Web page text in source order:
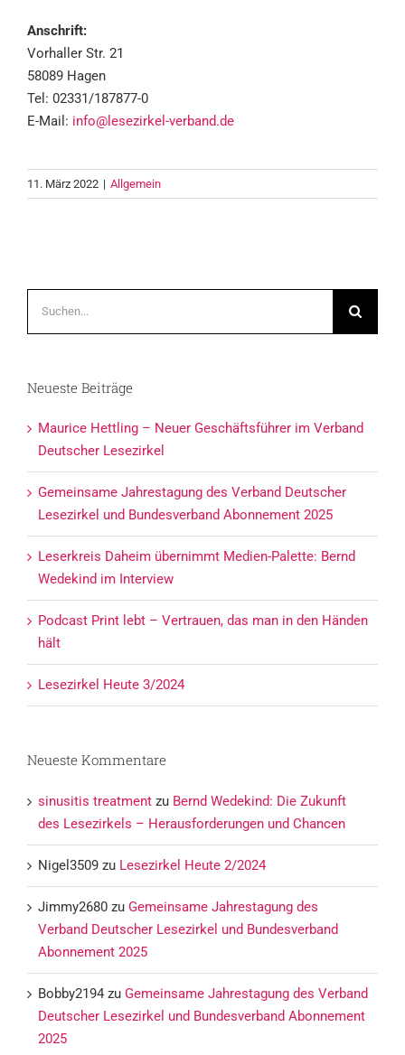
Anschrift:
Vorhaller Str. 21
58089 Hagen
Tel: 02331/187877-0
E-Mail: info@lesezirkel-verband.de
11. März 2022 | Allgemein
Neueste Beiträge
Maurice Hettling – Neuer Geschäftsführer im Verband
Deutscher Lesezirkel
Gemeinsame Jahrestagung des Verband Deutscher
Lesezirkel und Bundesverband Abonnement 2025
Leserkreis Daheim übernimmt Medien-Palette: Bernd
Wedekind im Interview
Podcast Print lebt – Vertrauen, das man in den Händen
hält
Lesezirkel Heute 3/2024
Neueste Kommentare
sinusitis treatment zu Bernd Wedekind: Die Zukunft
des Lesezirkels – Herausforderungen und Chancen
Nigel3509 zu Lesezirkel Heute 2/2024
Jimmy2680 zu Gemeinsame Jahrestagung des
Verband Deutscher Lesezirkel und Bundesverband
Abonnement 2025
Bobby2194 zu Gemeinsame Jahrestagung des Verband
Deutscher Lesezirkel und Bundesverband Abonnement
2025